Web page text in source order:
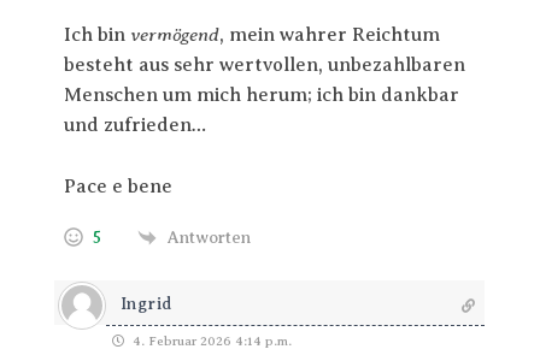
Ich bin vermögend, mein wahrer Reichtum
besteht aus sehr wertvollen, unbezahlbaren
Menschen um mich herum; ich bin dankbar
und zufrieden…
Pace e bene
5 Antworten
Ingrid
4. Februar 2026 4:14 p.m.